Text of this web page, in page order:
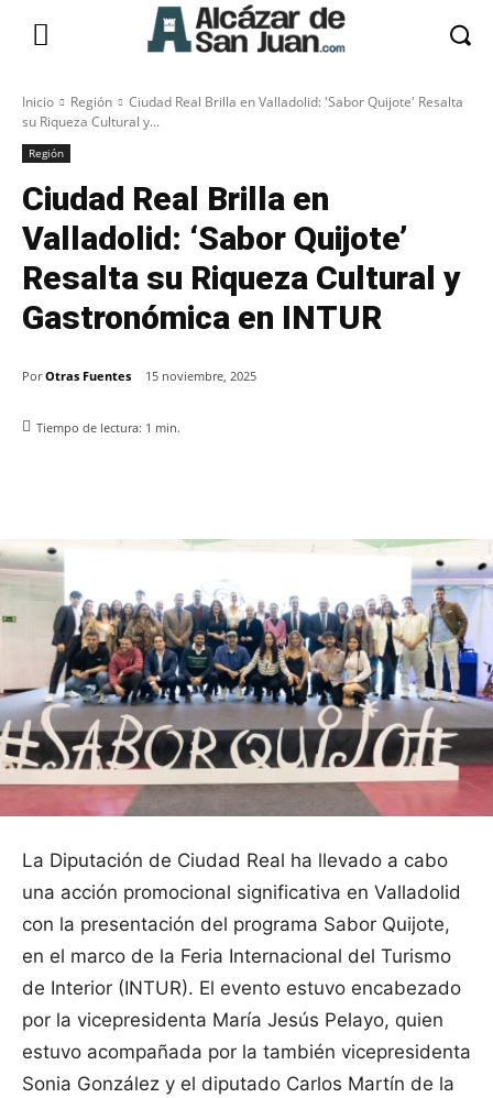
Inicio Región
Ciudad Real Brilla en Valladolid: 'Sabor Quijote' Resalta
su Riqueza Cultural y...
Región
Ciudad Real Brilla en
Valladolid: ‘Sabor Quijote’
Resalta su Riqueza Cultural y
Gastronómica en INTUR
Por Otras Fuentes 15 noviembre, 2025
Tiempo de lectura: 1 min.
La Diputación de Ciudad Real ha llevado a cabo
una acción promocional significativa en Valladolid
con la presentación del programa Sabor Quijote,
en el marco de la Feria Internacional del Turismo
de Interior (INTUR). El evento estuvo encabezado
por la vicepresidenta María Jesús Pelayo, quien
estuvo acompañada por la también vicepresidenta
Sonia González y el diputado Carlos Martín de la